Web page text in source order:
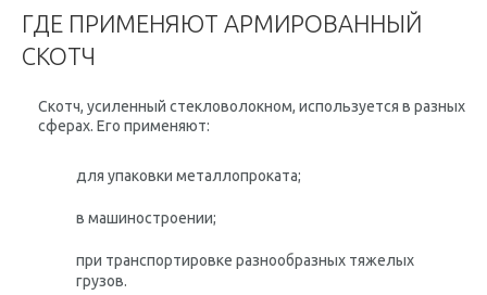
ГДЕ ПРИМЕНЯЮТ АРМИРОВАННЫЙ
СКОТЧ
Скотч, усиленный стекловолокном, используется в разных
сферах. Его применяют:
для упаковки металлопроката;
в машиностроении;
при транспортировке разнообразных тяжелых
грузов.